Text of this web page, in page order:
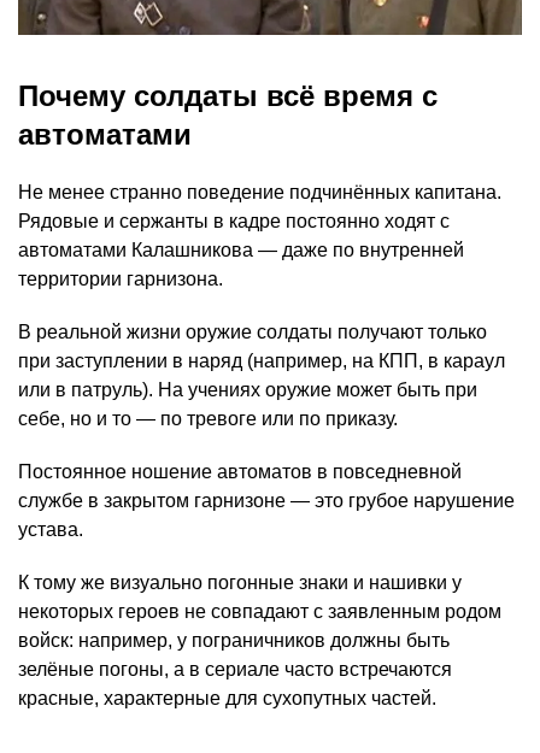
Почему солдаты всё время с
автоматами
Не менее странно поведение подчинённых капитана.
Рядовые и сержанты в кадре постоянно ходят с
автоматами Калашникова — даже по внутренней
территории гарнизона.
В реальной жизни оружие солдаты получают только
при заступлении в наряд (например, на КПП, в караул
или в патруль). На учениях оружие может быть при
себе, но и то — по тревоге или по приказу.
Постоянное ношение автоматов в повседневной
службе в закрытом гарнизоне — это грубое нарушение
устава.
К тому же визуально погонные знаки и нашивки у
некоторых героев не совпадают с заявленным родом
войск: например, у пограничников должны быть
зелёные погоны, а в сериале часто встречаются
красные, характерные для сухопутных частей.